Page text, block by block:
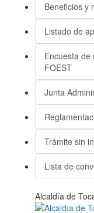
Beneficios y
Listado de
Encuesta de
FOEST
Junta
Trámite sin
Lista de
Alcaldía de